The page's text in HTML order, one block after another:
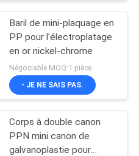
d'acier
29
Baril de mini-plaquage en
PP pour l'électroplatage
en or nickel-chrome
Négociable MOQ:1 pièce
- JE NE SAIS PAS.
Corps à double canon
PPN mini canon de
galvanoplastie pour